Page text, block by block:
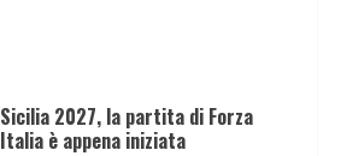
Sicilia 2027, la partita di Forza
Italia è appena iniziata